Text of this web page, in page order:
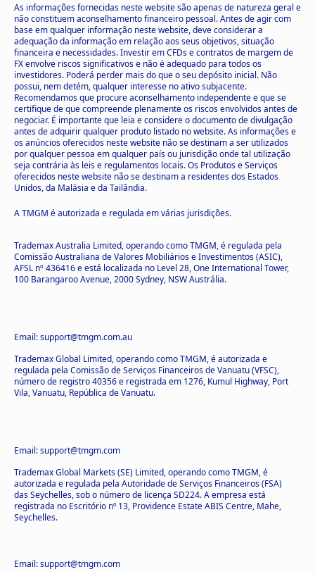
As informações fornecidas neste website são apenas de natureza geral e
não constituem aconselhamento financeiro pessoal. Antes de agir com
base em qualquer informação neste website, deve considerar a
adequação da informação em relação aos seus objetivos, situação
financeira e necessidades. Investir em CFDs e contratos de margem de
FX envolve riscos significativos e não é adequado para todos os
investidores. Poderá perder mais do que o seu depósito inicial. Não
possui, nem detém, qualquer interesse no ativo subjacente.
Recomendamos que procure aconselhamento independente e que se
certifique de que compreende plenamente os riscos envolvidos antes de
negociar. É importante que leia e considere o documento de divulgação
antes de adquirir qualquer produto listado no website. As informações e
os anúncios oferecidos neste website não se destinam a ser utilizados
por qualquer pessoa em qualquer país ou jurisdição onde tal utilização
seja contrária às leis e regulamentos locais. Os Produtos e Serviços
oferecidos neste website não se destinam a residentes dos Estados
Unidos, da Malásia e da Tailândia.
A TMGM é autorizada e regulada em várias jurisdições.
Trademax Australia Limited, operando como TMGM, é regulada pela
Comissão Australiana de Valores Mobiliários e Investimentos (ASIC),
AFSL nº 436416 e está localizada no Level 28, One International Tower,
100 Barangaroo Avenue, 2000 Sydney, NSW Austrália.
Email: support@tmgm.com.au
Trademax Global Limited, operando como TMGM, é autorizada e
regulada pela Comissão de Serviços Financeiros de Vanuatu (VFSC),
número de registro 40356 e registrada em 1276, Kumul Highway, Port
Vila, Vanuatu, República de Vanuatu.
Email: support@tmgm.com
Trademax Global Markets (SE) Limited, operando como TMGM, é
autorizada e regulada pela Autoridade de Serviços Financeiros (FSA)
das Seychelles, sob o número de licença SD224. A empresa está
registrada no Escritório nº 13, Providence Estate ABIS Centre, Mahe,
Seychelles.
Email: support@tmgm.com